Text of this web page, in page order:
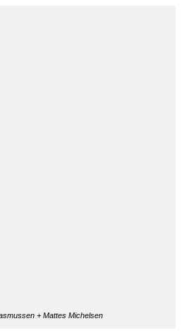
+ Mattes Michelsen